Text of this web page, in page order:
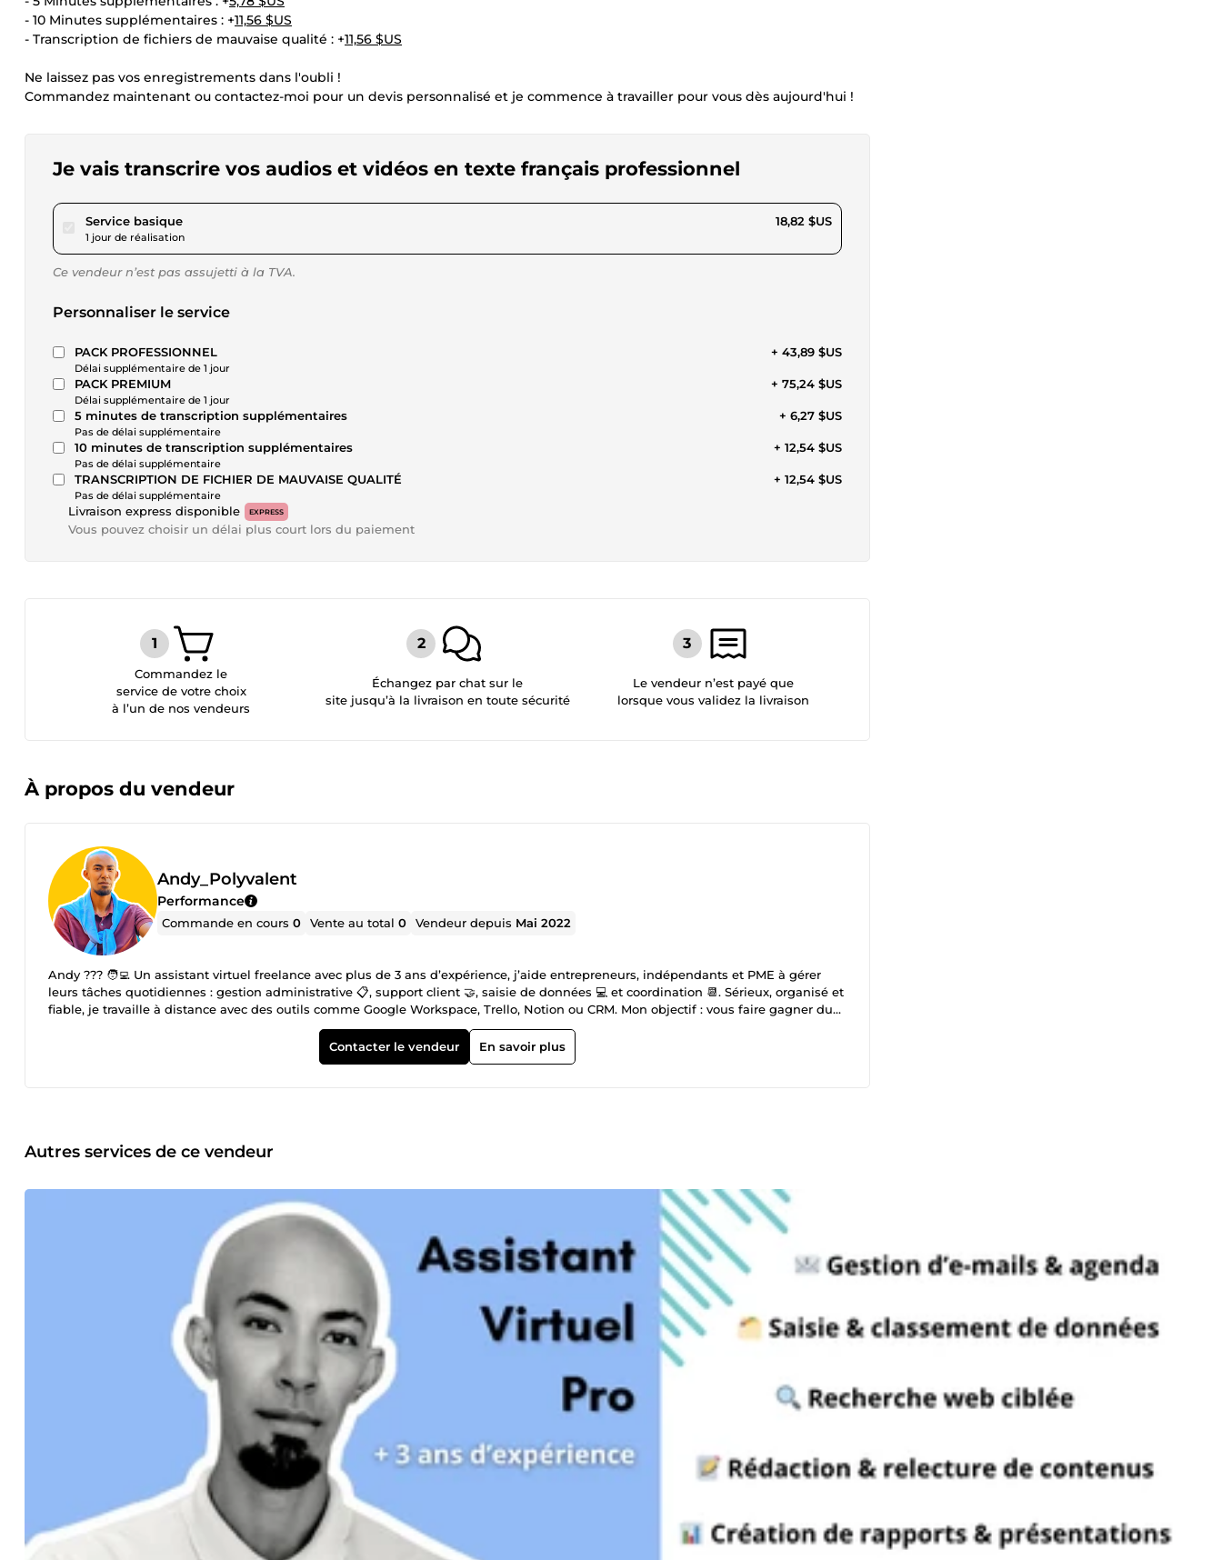
- 10 Minutes supplémentaires : +11,56 $US
- Transcription de fichiers de mauvaise qualité : +11,56 $US
Ne laissez pas vos enregistrements dans l'oubli !
Commandez maintenant ou contactez-moi pour un devis personnalisé et je commence à travailler pour vous dès aujourd'hui !
Je vais transcrire vos audios et vidéos en texte français professionnel
Service basiquepour 17,34 $US
1 jour de réalisation
18,82 $US
Ce vendeur n’est pas assujetti à la TVA.
Personnaliser le service
PACK PROFESSIONNEL
Délai supplémentaire de 1 jour
+ 43,89 $US
PACK PREMIUM
Délai supplémentaire de 1 jour
+ 75,24 $US
5 minutes de transcription supplémentaires
Pas de délai supplémentaire
+ 6,27 $US
10 minutes de transcription supplémentaires
Pas de délai supplémentaire
+ 12,54 $US
TRANSCRIPTION DE FICHIER DE MAUVAISE QUALITÉ
Pas de délai supplémentaire
+ 12,54 $US
Livraison express disponible EXPRESS
Vous pouvez choisir un délai plus court lors du paiement
Commandez le
service de votre choix
à l’un de nos vendeurs
Échangez par chat sur le
site jusqu’à la livraison en toute sécurité
Le vendeur n’est payé que
lorsque vous validez la livraison
À propos du vendeur
Andy_Polyvalent
Performance
Commande en cours0 Vente au total0 Vendeur depuis Mai 2022
Andy ??? 🧑‍💻 Un assistant virtuel freelance avec plus de 3 ans d’expérience, j’aide entrepreneurs, indépendants et PME à gérer
leurs tâches quotidiennes : gestion administrative 📋, support client 🤝, saisie de données 💻 et coordination 📆. Sérieux, organisé et
fiable, je travaille à distance avec des outils comme Google Workspace, Trello, Notion ou CRM. Mon objectif : vous faire gagner du
Contacter le vendeur
En savoir plus
Autres services de ce vendeur